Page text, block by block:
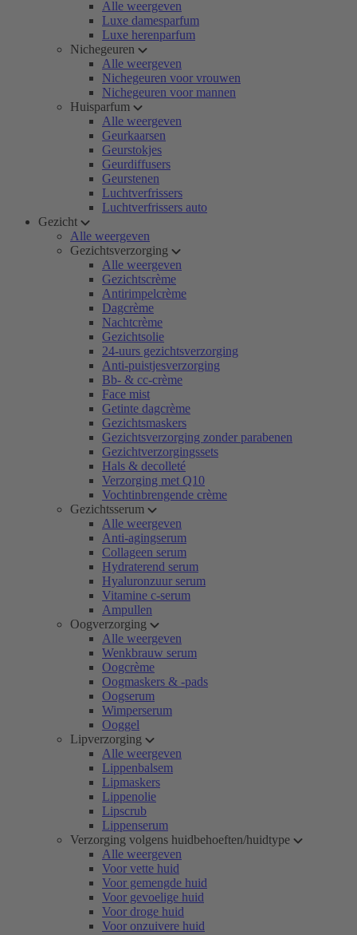
Alle weergeven
Luxe damesparfum
Luxe herenparfum
Nichegeuren
Alle weergeven
Nichegeuren voor vrouwen
Nichegeuren voor mannen
Huisparfum
Alle weergeven
Geurkaarsen
Geurstokjes
Geurdiffusers
Geurstenen
Luchtverfrissers
Luchtverfrissers auto
Gezicht
Alle weergeven
Gezichtsverzorging
Alle weergeven
Gezichtscrème
Antirimpelcrème
Dagcrème
Nachtcrème
Gezichtsolie
24-uurs gezichtsverzorging
Anti-puistjesverzorging
Bb- & cc-crème
Face mist
Getinte dagcrème
Gezichtsmaskers
Gezichtsverzorging zonder parabenen
Gezichtverzorgingssets
Hals & decolleté
Verzorging met Q10
Vochtinbrengende crème
Gezichtsserum
Alle weergeven
Anti-agingserum
Collageen serum
Hydraterend serum
Hyaluronzuur serum
Vitamine c-serum
Ampullen
Oogverzorging
Alle weergeven
Wenkbrauw serum
Oogcrème
Oogmaskers & -pads
Oogserum
Wimperserum
Ooggel
Lipverzorging
Alle weergeven
Lippenbalsem
Lipmaskers
Lippenolie
Lipscrub
Lippenserum
Verzorging volgens huidbehoeften/huidtype
Alle weergeven
Voor vette huid
Voor gemengde huid
Voor gevoelige huid
Voor droge huid
Voor onzuivere huid